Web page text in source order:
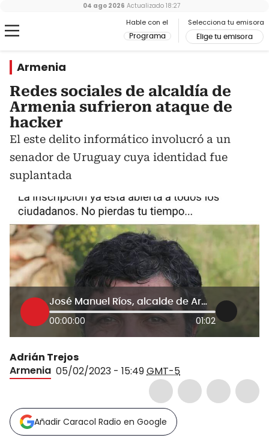
Hable con el
Programa
Selecciona tu emisora
Elige tu emisora
04 ago 2026 Actualizado 18:27
Armenia
Redes sociales de alcaldía de
Armenia sufrieron ataque de
hacker
El este delito informático involucró a un
senador de Uruguay cuya identidad fue
suplantada
José Manuel Ríos, alcalde de Armenia
00:00:00 01:02
Adrián Trejos
Armenia 05/02/2023 - 15:49GMT-5
Añadir Caracol Radio en Google